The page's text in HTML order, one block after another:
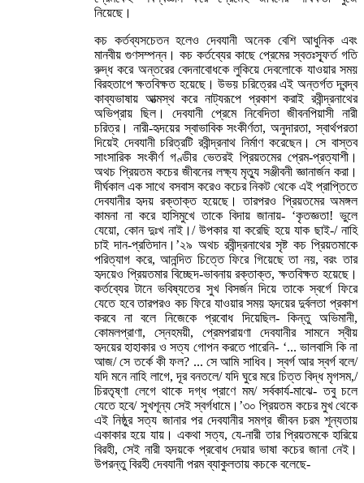
নিয়েছে।
কচ কর্তব্যসচেতন হলেও দেবযানী অনেক বেশি আধুনিক এবং
মানবীয় গুণসম্পন্ন। কচ কর্তব্যের কাছে প্রেমের স্বতঃস্ফূর্ত গতি
রুদ্ধ করে অন্তরের বেদনাবোধকে লুকিয়ে দেবলোকে যাওয়ার সময়
বিরহতাপে ক্ষতবিক্ষত হয়েছে। উভয় চরিত্রের এই অন্তর্গত দ্বন্দ্ব
কাব্যভাষায় আত্মস্থ করে নাট্যরূপে প্রকাশ করাই রবীন্দ্রনাথের
অভিপ্রায় ছিল। দেবযানী প্রেমে নিবেদিতা জীবনপিয়াসী নারী
চরিত্র। নারী-হৃদয়ের স্বাভাবিক সংকীর্ণতা, অনুদারতা, স্বার্থপরতা
দিয়েই দেবযানী চরিত্রটি রবীন্দ্রনাথ নির্মাণ করেছেন। সে বাস্তব
সাংসারিক সংকীর্ণ গণ্ডীর ভেতরই প্রিয়তমের প্রেম-প্রত্যাশী।
অথচ প্রিয়তম কচের জীবনের লক্ষ্য মৃত্যু সঞ্জীবনী জ্ঞানার্জন করা।
দীর্ঘকাল এক সাথে বসবাস করেও কচের নিকট থেকে এই প্রাপ্তিতে
দেবযানীর হৃদয় রক্তাক্ত হয়েছে। তারপরও প্রিয়তমের অমঙ্গল
কামনা না করে হাসিমুখে তাকে বিদায় জানায়- ‘কৃতজ্ঞতা! ভুলে
যেয়ো, কোন দুঃখ নাই।/ উপকার যা করেছি হয়ে যাক ছাই-/ নাহি
চাই দান-প্রতিদান।’২৯ অথচ রবীন্দ্রনাথের সৃষ্ট কচ প্রিয়তমাকে
পরিত্যাগ করে, আনন্দিত চিত্তে ফিরে গিয়েছে তা নয়, বরং তার
হৃদয়েও প্রিয়তমার বিচ্ছেদ-ভাবনায় রক্তাক্ত, ক্ষতবিক্ষত হয়েছে।
কর্তব্যের টানে ভবিষ্যতের সুখ বিসর্জন দিয়ে তাকে স্বর্গে ফিরে
যেতে হবে তারপরও কচ ফিরে যাওয়ার সময় হৃদয়ের দুর্বলতা প্রকাশ
করবে না বলে নিজেকে প্রবোধ দিয়েছিল- কিন্তু অভিমানী,
কোমলপ্রাণা, স্নেহময়ী, প্রেমপরায়ণা দেবযানীর সামনে স্বীয়
হৃদয়ের হাহাকার ও সত্য গোপন করতে পারেনি- ‘... ভালবাসি কি না
আজ/ সে তর্কে কী ফল? ... সে আমি সাধিব। স্বর্গ আর স্বর্গ বলে/
যদি মনে নাহি লাগে, দূর বনতলে/ যদি ঘুরে মরে চিত্ত বিদ্ধ মৃগসম,/
চিরতৃষ্ণা লেগে থাকে দগ্ধ প্রাণে মম/ সর্বকার্য-মাঝে- তবু চলে
যেতে হবে/ সুখশূন্য সেই স্বর্গধামে।’৩০ প্রিয়তম কচের মুখ থেকে
এই নিষ্ঠুর সত্য জানার পর দেবযানীর সমগ্র জীবন চরম শূন্যতায়
একাকার হয়ে যায়। একথা সত্য, যে-নারী তার প্রিয়তমকে হারিয়ে
বিরহী, সেই নারী হৃদয়কে প্রবোধ দেয়ার ভাষা কচের জানা নেই।
উপরন্তু বিরহী দেবযানী পরম ব্যাকুলতায় কচকে বলেছে-